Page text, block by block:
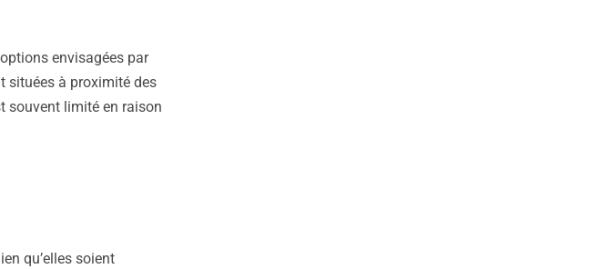
envisagées par
situées à proximité des
souvent limité en raison
qu’elles soient